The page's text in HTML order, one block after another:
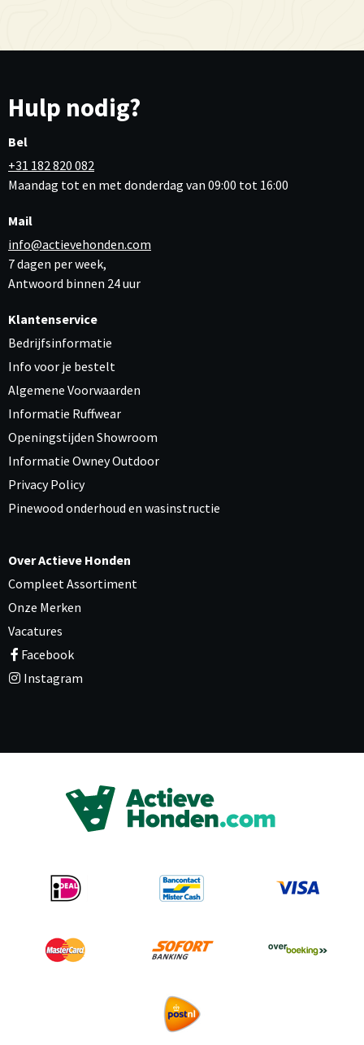
Hulp nodig?
Bel
+31 182 820 082
Maandag tot en met donderdag van 09:00 tot 16:00
Mail
info@actievehonden.com
7 dagen per week,
Antwoord binnen 24 uur
Klantenservice
Bedrijfsinformatie
Info voor je bestelt
Algemene Voorwaarden
Informatie Ruffwear
Openingstijden Showroom
Informatie Owney Outdoor
Privacy Policy
Pinewood onderhoud en wasinstructie
Over Actieve Honden
Compleet Assortiment
Onze Merken
Vacatures
Facebook
Instagram